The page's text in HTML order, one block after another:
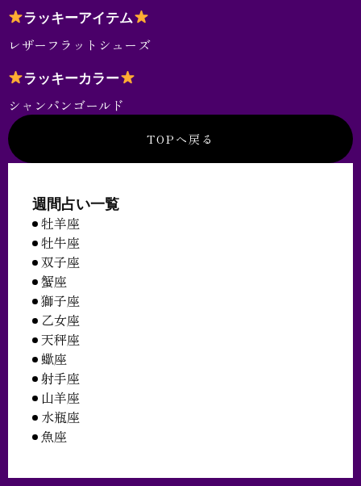
ラッキーアイテム
レザーフラットシューズ
ラッキーカラー
シャンパンゴールド
TOPへ戻る
週間占い一覧
牡羊座
牡牛座
双子座
蟹座
獅子座
乙女座
天秤座
蠍座
射手座
山羊座
水瓶座
魚座